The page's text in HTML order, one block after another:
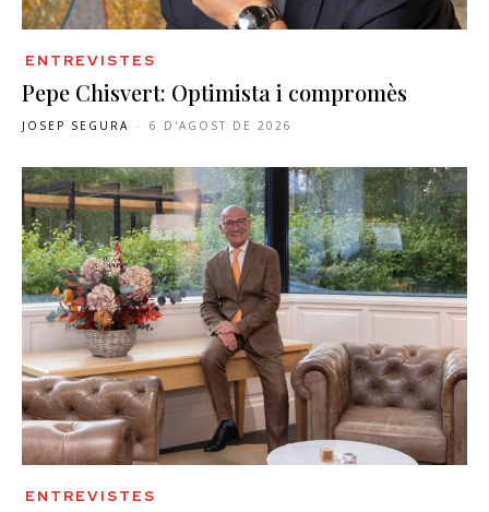
ENTREVISTES
Pepe Chisvert: Optimista i compromès
JOSEP SEGURA - 6 D'AGOST DE 2026
ENTREVISTES